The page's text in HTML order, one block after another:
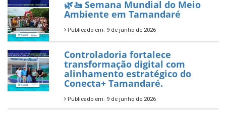
novos investimentos para
fortalecer a saúde pública do
município.
Publicado em: 10 de junho de 2026
Prefeitura de Tamandaré abre
inscrições para o Festival
Multicultural PNAB 2026
Publicado em: 9 de junho de 2026